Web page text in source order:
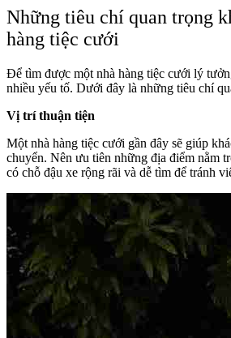
Những tiêu chí quan trọng
hàng tiệc cưới
Để tìm được một nhà hàng tiệc cưới lý
nhiều yếu tố. Dưới đây là những tiêu chí
Vị trí thuận tiện
Một nhà hàng tiệc cưới gần đây sẽ giúp
chuyển. Nên ưu tiên những địa điểm nằm
có chỗ đậu xe rộng rãi và dễ tìm để tránh